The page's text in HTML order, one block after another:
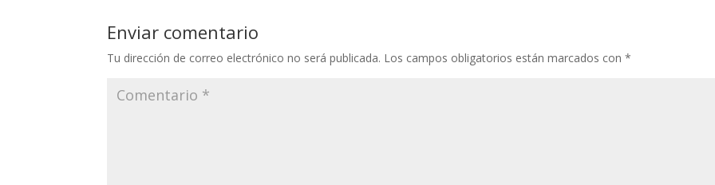
Enviar comentario
Tu dirección de correo electrónico no será publicada. Los campos obligatorios están marcados con*